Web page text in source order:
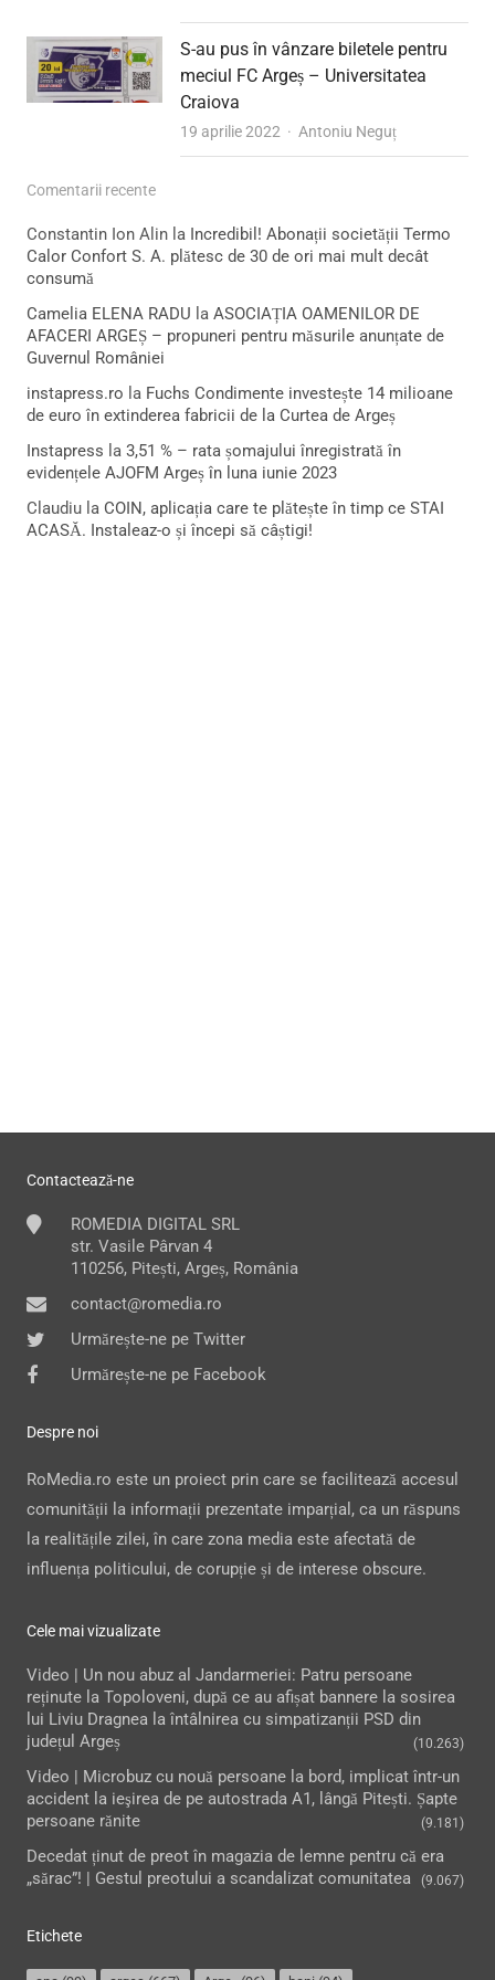
S-au pus în vânzare biletele pentru
meciul FC Argeș – Universitatea
Craiova
19 aprilie 2022 Author
Antoniu Neguț
Comentarii recente
Constantin Ion Alin la Incredibil! Abonații societății Termo
Calor Confort S. A. plătesc de 30 de ori mai mult decât
consumă
Camelia ELENA RADU la ASOCIAȚIA OAMENILOR DE
AFACERI ARGEȘ – propuneri pentru măsurile anunțate de
Guvernul României
instapress.ro la Fuchs Condimente investește 14 milioane
de euro în extinderea fabricii de la Curtea de Argeș
Instapress la 3,51 % – rata șomajului înregistrată în
evidențele AJOFM Argeș în luna iunie 2023
Claudiu la COIN, aplicația care te plătește în timp ce STAI
ACASĂ. Instaleaz-o și începi să câștigi!
Contactează-ne
ROMEDIA DIGITAL SRL
str. Vasile Pârvan 4
110256, Pitești, Argeș, România
contact@romedia.ro
Urmărește-ne pe Twitter
Urmărește-ne pe Facebook
Despre noi
RoMedia.ro este un proiect prin care se facilitează accesul
comunității la informații prezentate imparțial, ca un răspuns
la realitățile zilei, în care zona media este afectată de
influența politicului, de corupție și de interese obscure.
Cele mai vizualizate
Video | Un nou abuz al Jandarmeriei: Patru persoane
reținute la Topoloveni, după ce au afișat bannere la sosirea
lui Liviu Dragnea la întâlnirea cu simpatizanții PSD din
județul Argeș
(10.263)
Video | Microbuz cu nouă persoane la bord, implicat într-un
accident la ieşirea de pe autostrada A1, lângă Pitești. Șapte
persoane rănite
(9.181)
Decedat ținut de preot în magazia de lemne pentru că era
„sărac”! | Gestul preotului a scandalizat comunitatea
(9.067)
Etichete